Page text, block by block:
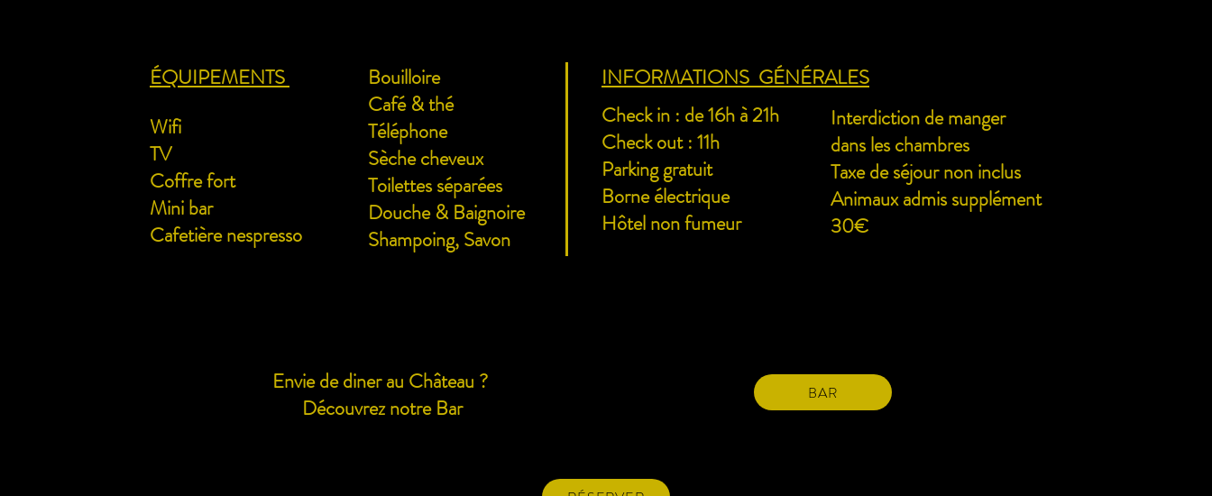
ÉQUIPEMENTS
Wifi
TV
Coffre fort
Mini bar
Cafetière nespresso
Bouilloire
Café & thé
Téléphone
Sèche cheveux
Toilettes séparées
Douche & Baignoire
Shampoing, Savon
INFORMATIONS GÉNÉRALES
Check in : de 16h à 21h
Check out : 11h
Parking gratuit
Borne électrique
Hôtel non fumeur
Interdiction de manger
dans les chambres
Taxe de séjour non inclus
Animaux admis supplément
30€
Envie de diner au Château ?
Découvrez notre Bar
BAR